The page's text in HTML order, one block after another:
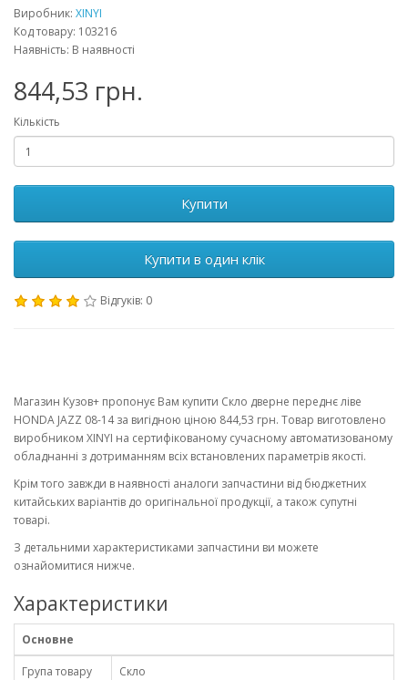
Виробник: XINYI
Код товару: 103216
Наявність: В наявності
844,53 грн.
Кількість
Купити
Купити в один клік
Відгуків: 0
Магазин Кузов+ пропонує Вам купити Скло дверне переднє ліве
HONDA JAZZ 08-14 за вигідною ціною 844,53 грн. Товар виготовлено
виробником XINYI на сертифікованому сучасному автоматизованому
обладнанні з дотриманням всіх встановлених параметрів якості.
Крім того завжди в наявності аналоги запчастини від бюджетних
китайських варіантів до оригінальної продукції, а також супутні
товарі.
З детальними характеристиками запчастини ви можете
ознайомитися нижче.
Характеристики
Основне
Група товару
Скло